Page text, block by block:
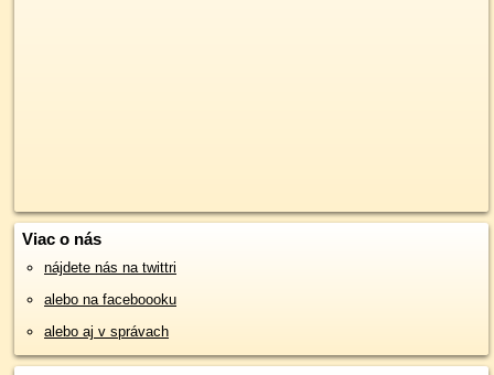
Viac o nás
nájdete nás na twittri
alebo na faceboooku
alebo aj v správach